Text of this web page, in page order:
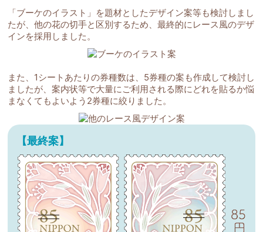
「ブーケのイラスト」を題材としたデザイン案等も検討しまし
たが、他の花の切手と区別するため、最終的にレース風のデザ
インを採用しました。
また、1シートあたりの券種数は、5券種の案も作成して検討し
ましたが、案内状等で大量にご利用される際にどれを貼るか悩
まなくてもよいよう2券種に絞りました。
【最終案】